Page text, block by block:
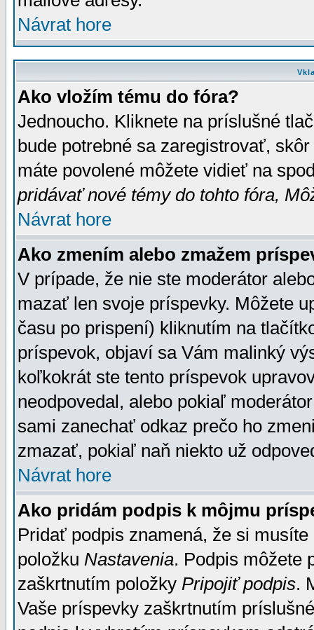
Návrat hore
Ako vložím tému do fóra?
Jednoucho. Kliknete na príslušné
bude potrebné sa zaregistrovať,
máte povolené môžete vidieť na
pridávať nové témy do tohto fóra,
Návrat hore
Ako zmením alebo zmažem
V prípade, že nie ste moderátor
mazať len svoje príspevky. Môžete
času po prispení) kliknutím na
príspevok, objaví sa Vám malinký
koľkokrát ste tento príspevok
neodpovedal, alebo pokiaľ
sami zanechať odkaz prečo ho
zmazať, pokiaľ naň niekto už
Návrat hore
Ako pridám podpis k môjmu
Pridať podpis znamená, že si
položku Nastavenia. Podpis môžete
zaškrtnutím položky Pripojiť podpis.
Vaše príspevky zaškrtnutím